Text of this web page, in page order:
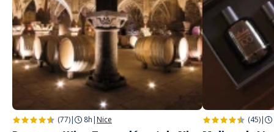
(77)| 8h | Nice (45)|